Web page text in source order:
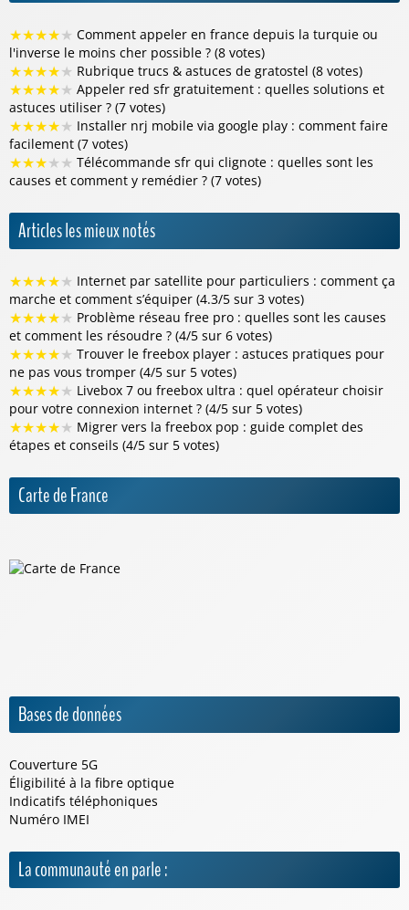
★★★★★ Comment appeler en france depuis la turquie ou
l'inverse le moins cher possible ? (8 votes)
★★★★★ Rubrique trucs & astuces de gratostel (8 votes)
★★★★★ Appeler red sfr gratuitement : quelles solutions et
astuces utiliser ? (7 votes)
★★★★★ Installer nrj mobile via google play : comment faire
facilement (7 votes)
★★★★★ Télécommande sfr qui clignote : quelles sont les
causes et comment y remédier ? (7 votes)
Articles les mieux notés
★★★★★ Internet par satellite pour particuliers : comment ça
marche et comment s’équiper (4.3/5 sur 3 votes)
★★★★★ Problème réseau free pro : quelles sont les causes
et comment les résoudre ? (4/5 sur 6 votes)
★★★★★ Trouver le freebox player : astuces pratiques pour
ne pas vous tromper (4/5 sur 5 votes)
★★★★★ Livebox 7 ou freebox ultra : quel opérateur choisir
pour votre connexion internet ? (4/5 sur 5 votes)
★★★★★ Migrer vers la freebox pop : guide complet des
étapes et conseils (4/5 sur 5 votes)
Carte de France
Bases de données
Couverture 5G
Éligibilité à la fibre optique
Indicatifs téléphoniques
Numéro IMEI
La communauté en parle :